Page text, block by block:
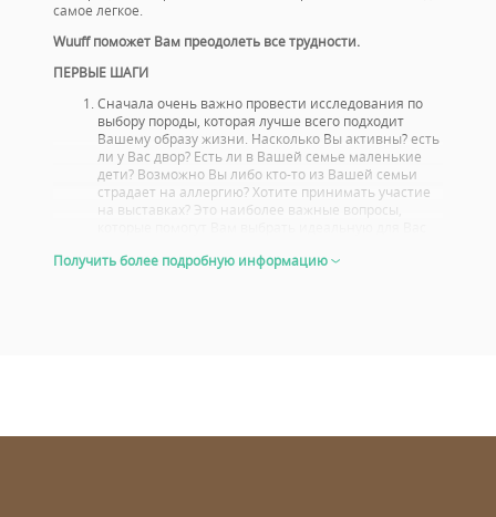
самое легкое.
Wuuff поможет Вам преодолеть все трудности.
ПЕРВЫЕ ШАГИ
Сначала очень важно провести исследования по
выбору породы, которая лучше всего подходит
Вашему образу жизни. Насколько Вы активны? есть
ли у Вас двор? Есть ли в Вашей семье маленькие
дети? Возможно Вы либо кто-то из Вашей семьи
страдает на аллергию? Хотите принимать участие
на выставках? Это наиболее важные вопросы,
Вам стоит также ознакомиться с проблемами со
представителями своей породы. При этом Вы
Получить более подробную информацию